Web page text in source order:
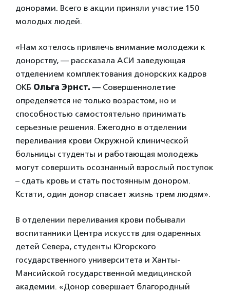
донорами. Всего в акции приняли участие 150
молодых людей.
«Нам хотелось привлечь внимание молодежи к
донорству, — рассказала АСИ заведующая
отделением комплектования донорских кадров
ОКБ Ольга Эрнст. — Совершеннолетие
определяется не только возрастом, но и
способностью самостоятельно принимать
серьезные решения. Ежегодно в отделении
переливания крови Окружной клинической
больницы студенты и работающая молодежь
могут совершить осознанный взрослый поступок
– сдать кровь и стать постоянным донором.
Кстати, один донор спасает жизнь трем людям».
В отделении переливания крови побывали
воспитанники Центра искусств для одаренных
детей Севера, студенты Югорского
государственного университета и Ханты-
Мансийской государственной медицинской
академии. «Донор совершает благородный